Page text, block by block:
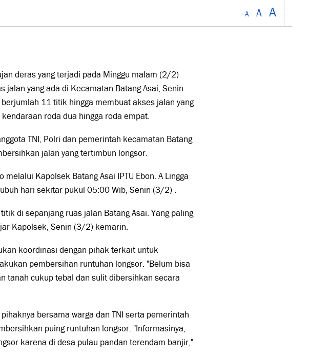
A A A
deras yang terjadi pada Minggu malam (2/2)
yang ada di Kecamatan Batang Asai, Senin
11 titik hingga membuat akses jalan yang
roda dua hingga roda empat.
TNI, Polri dan pemerintah kecamatan Batang
jalan yang tertimbun longsor.
Kapolsek Batang Asai IPTU Ebon. A Lingga
hari sekitar pukul 05:00 Wib, Senin (3/2) .
di sepanjang ruas jalan Batang Asai. Yang paling
Kapolsek, Senin (3/2) kemarin.
koordinasi dengan pihak terkait untuk
pembersihan runtuhan longsor. "Belum bisa
tanah cukup tebal dan sulit dibersihkan secara
bersama warga dan TNI serta pemerintah
puing runtuhan longsor. "Informasinya,
karena di desa pulau pandan terendam banjir,"